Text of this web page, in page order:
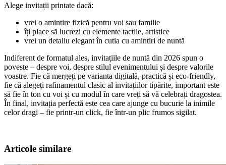
Alege invitații printate dacă:
vrei o amintire fizică pentru voi sau familie
îți place să lucrezi cu elemente tactile, artistice
vrei un detaliu elegant în cutia cu amintiri de nuntă
Indiferent de formatul ales, invitațiile de nuntă din 2026 spun o
poveste – despre voi, despre stilul evenimentului și despre valorile
voastre. Fie că mergeți pe varianta digitală, practică și eco-friendly,
fie că alegeți rafinamentul clasic al invitațiilor tipărite, important este
să fie în ton cu voi și cu modul în care vreți să vă celebrați dragostea.
În final, invitația perfectă este cea care ajunge cu bucurie la inimile
celor dragi – fie printr-un click, fie într-un plic frumos sigilat.
Articole similare